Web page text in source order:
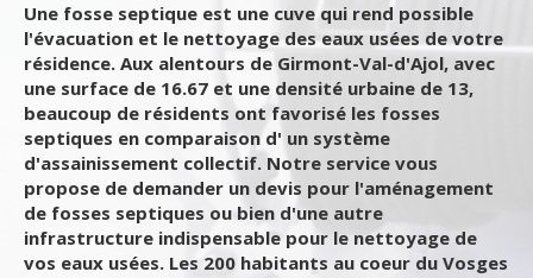
Une fosse septique est une cuve qui rend possible
l'évacuation et le nettoyage des eaux usées de votre
résidence. Aux alentours de Girmont-Val-d'Ajol, avec
une surface de 16.67 et une densité urbaine de 13,
beaucoup de résidents ont favorisé les fosses
septiques en comparaison d' un système
d'assainissement collectif. Notre service vous
propose de demander un devis pour l'aménagement
de fosses septiques ou bien d'une autre
infrastructure indispensable pour le nettoyage de
vos eaux usées. Les 200 habitants au coeur du Vosges